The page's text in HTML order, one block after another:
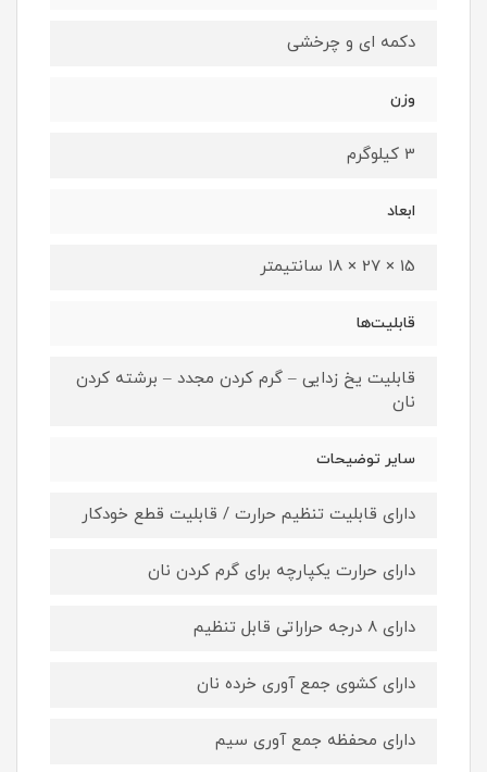
دکمه ای و چرخشی
وزن
3 کیلوگرم
ابعاد
15 × 27 × 18 سانتیمتر
قابلیت‌ها
قابلیت یخ زدایی – گرم کردن مجدد – برشته کردن
نان
سایر توضیحات
دارای قابلیت تنظیم حرارت / قابلیت قطع خودکار
دارای حرارت یکپارچه برای گرم کردن نان
دارای 8 درجه حراراتی قابل تنظیم
دارای کشوی جمع آوری خرده نان
دارای محفظه جمع‌ آوری سیم